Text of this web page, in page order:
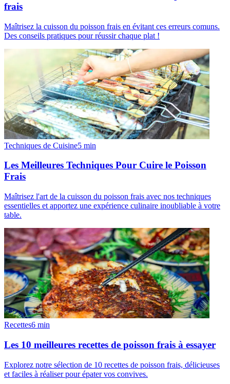
frais
Maîtrisez la cuisson du poisson frais en évitant ces erreurs comuns.
Des conseils pratiques pour réussir chaque plat !
Techniques de Cuisine5 min
Les Meilleures Techniques Pour Cuire le Poisson
Frais
Maîtrisez l'art de la cuisson du poisson frais avec nos techniques
essentielles et apportez une expérience culinaire inoubliable à votre
table.
Recettes6 min
Les 10 meilleures recettes de poisson frais à essayer
Explorez notre sélection de 10 recettes de poisson frais, délicieuses
et faciles à réaliser pour épater vos convives.